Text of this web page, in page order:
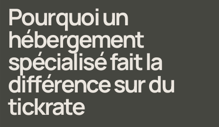
Pourquoi un
hébergement
spécialisé fait la
différence sur du
tickrate